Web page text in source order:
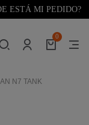
ESTÁ MI PEDIDO?
0
N7 TANK